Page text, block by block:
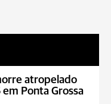
atropelado
em Ponta Grossa